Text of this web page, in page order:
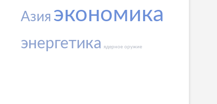
Азия экономика
энергетика ядерное оружие